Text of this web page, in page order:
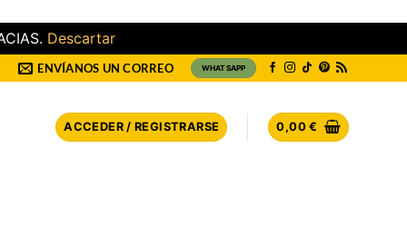
Descartar
ENVÍANOS UN CORREO WHATSAPP
ACCEDER / REGISTRARSE 0,00€